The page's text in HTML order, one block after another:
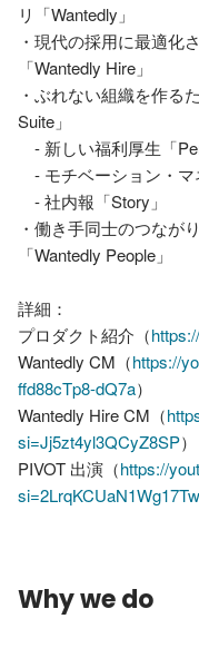
リ「Wantedly」
・現代の採用に最適化
「Wantedly Hire」
・ぶれない組織を作る
Suite」
- 新しい福利厚生「
- モチベーション・マ
- 社内報「Story」
・働き手同士のつなが
「Wantedly People」
詳細：
プロダクト紹介（
Wantedly CM（https://
ffd88cTp8-dQ7a）
Wantedly Hire CM（
si=Jj5zt4yl3QCyZ8SP）
PIVOT 出演（https://
si=2LrqKCUaN1Wg17Tw
Why we do